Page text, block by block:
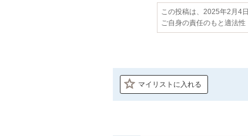
この投稿は、2025年2月4
ご自身の責任のもと適法
マイリストに入れる